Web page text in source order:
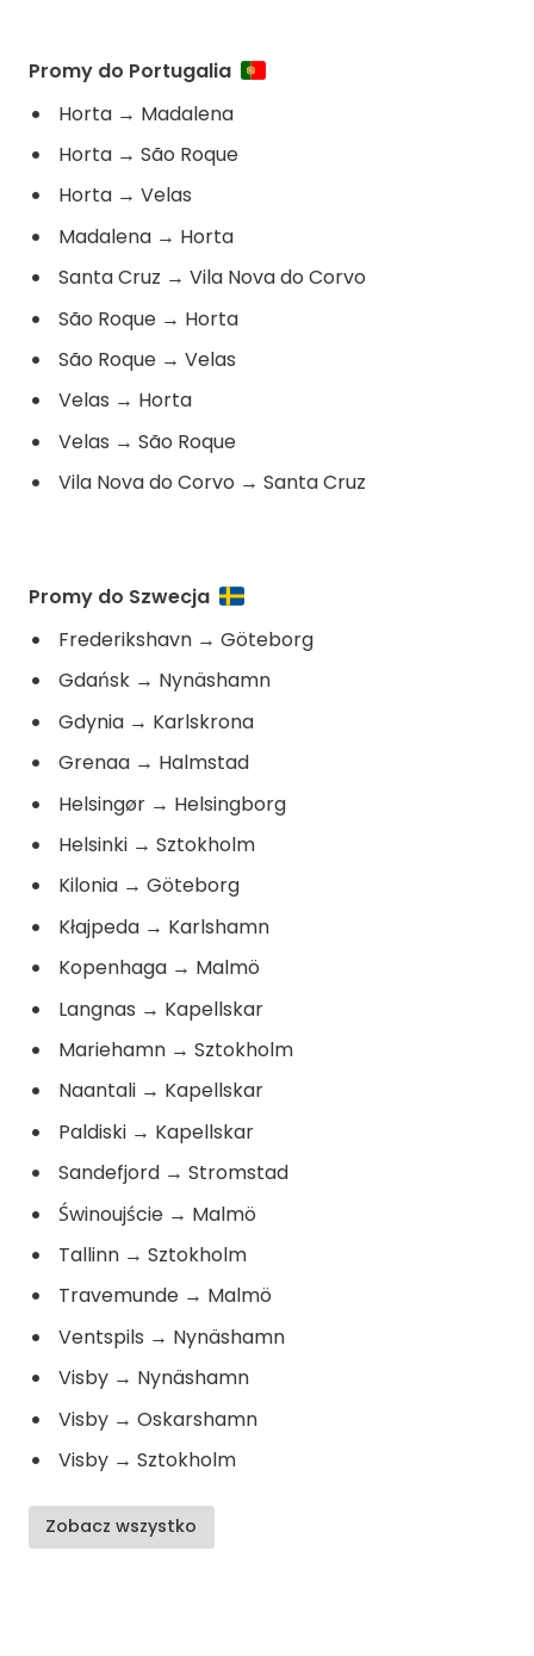
Promy do Portugalia
Horta → Madalena
Horta → São Roque
Horta → Velas
Madalena → Horta
Santa Cruz → Vila Nova do Corvo
São Roque → Horta
São Roque → Velas
Velas → Horta
Velas → São Roque
Vila Nova do Corvo → Santa Cruz
Promy do Szwecja
Frederikshavn → Göteborg
Gdańsk → Nynäshamn
Gdynia → Karlskrona
Grenaa → Halmstad
Helsingør → Helsingborg
Helsinki → Sztokholm
Kilonia → Göteborg
Kłajpeda → Karlshamn
Kopenhaga → Malmö
Langnas → Kapellskar
Mariehamn → Sztokholm
Naantali → Kapellskar
Paldiski → Kapellskar
Sandefjord → Stromstad
Świnoujście → Malmö
Tallinn → Sztokholm
Travemunde → Malmö
Ventspils → Nynäshamn
Visby → Nynäshamn
Visby → Oskarshamn
Visby → Sztokholm
Zobacz wszystko